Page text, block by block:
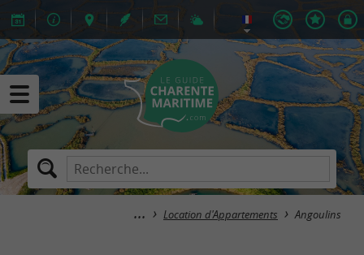
Location d'Appartements Angoulins